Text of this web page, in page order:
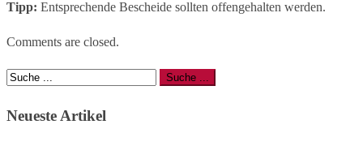
Tipp: Entsprechende Bescheide sollten offengehalten werden.
Comments are closed.
Neueste Artikel